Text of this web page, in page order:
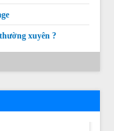
xuyên ?